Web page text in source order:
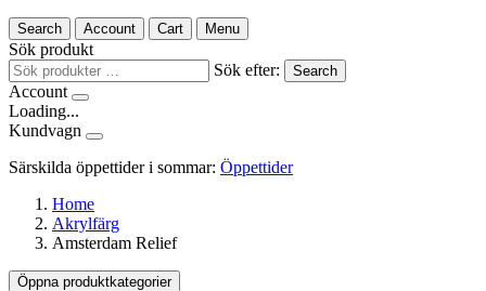
Search Account Cart Menu
Sök produkt
Sök efter:
Search
Account
Loading...
Kundvagn
Särskilda öppettider i sommar: Öppettider
Home
Akrylfärg
Amsterdam Relief
Öppna produktkategorier